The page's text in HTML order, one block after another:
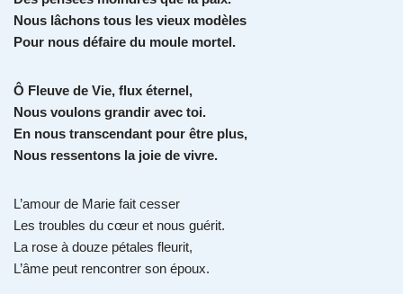
Nous lâchons tous les vieux modèles
Pour nous défaire du moule mortel.
Ô Fleuve de Vie, flux éternel,
Nous voulons grandir avec toi.
En nous transcendant pour être plus,
Nous ressentons la joie de vivre.
L’amour de Marie fait cesser
Les troubles du cœur et nous guérit.
La rose à douze pétales fleurit,
L’âme peut rencontrer son époux.